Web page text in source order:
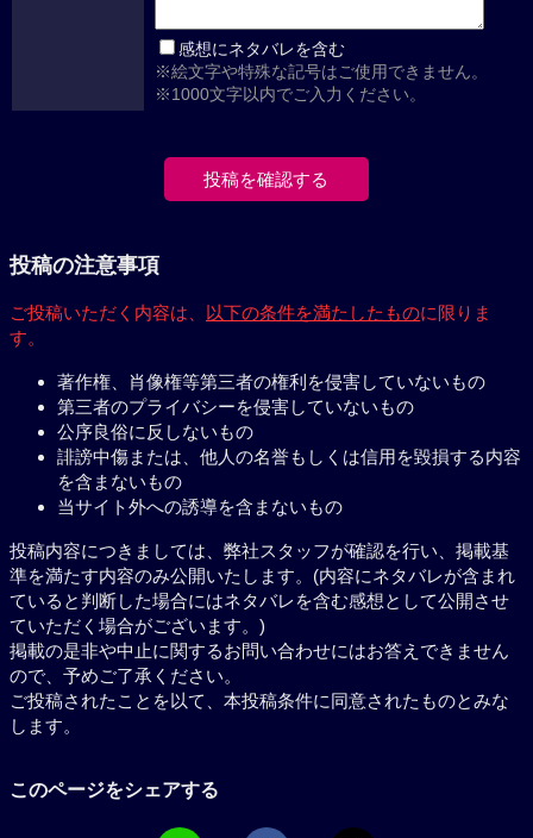
感想にネタバレを含む
※絵文字や特殊な記号はご使用できません。
※1000文字以内でご入力ください。
投稿の注意事項
ご投稿いただく内容は、 以下の条件を満たしたものに限りま
す。
著作権、肖像権等第三者の権利を侵害していないもの
第三者のプライバシーを侵害していないもの
公序良俗に反しないもの
誹謗中傷または、他人の名誉もしくは信用を毀損する内容
を含まないもの
当サイト外への誘導を含まないもの
投稿内容につきましては、弊社スタッフが確認を行い、掲載基
準を満たす内容のみ公開いたします。(内容にネタバレが含まれ
ていると判断した場合にはネタバレを含む感想として公開させ
ていただく場合がございます。)
掲載の是非や中止に関するお問い合わせにはお答えできません
ので、予めご了承ください。
ご投稿されたことを以て、本投稿条件に同意されたものとみな
します。
このページをシェアする